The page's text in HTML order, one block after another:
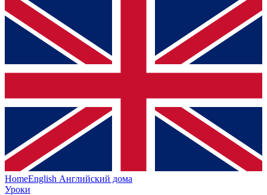
HomeEnglish Английский дома
Уроки